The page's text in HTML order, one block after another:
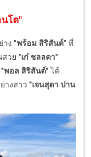
นโต"
าง "พร้อม สิริสันต์" ที่
วย "เก๋ ชลลดา"
"พอล สิริสันต์"ได้
างสาว "เจนสุดา ปาน